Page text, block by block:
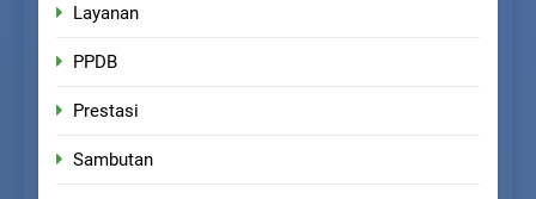
Layanan
PPDB
Prestasi
Sambutan